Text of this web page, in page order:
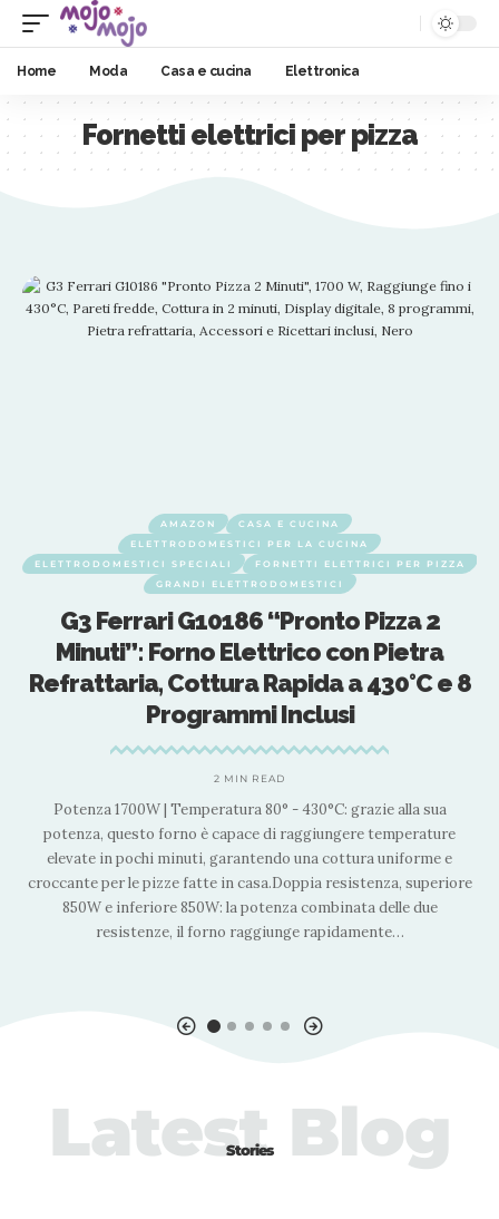
Home Moda Casa e cucina Elettronica
Fornetti elettrici per pizza
ELETTRICI PER PIZZA
Pizza 2
con Pietra
a 430°C e 8
grazie alla sua
temperature
cottura uniforme e
resistenza, superiore
delle due
CASA E CUCINA
ELETTRODOMESTICI
ELETTRODOMESTICI SPECIALI
GRANDI ELETTRODOMESTICI
MACOM Just Kitchen 884
Pizza Oven, Forno Pizza
2 MIN READ
Descrizione Prodotto Scopri il nostro Forno
Cuoci la tua pizza fatta in casa in 2 minuti
refrattaria.Scalda fino a 400°, 1700W.Doppia
regolabile in modo indipendente . Art. 884
Oven Funzionalità, prestazioni e design
croccante fuori e
Stories
Latest Blog